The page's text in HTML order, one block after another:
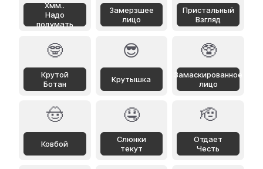
Хмм..
Надо
подумать
Замерзшее
лицо
Пристальный
Взгляд
🤓
Крутой
Ботан
😎
Крутышка
🥸
Замаскированное
лицо
🤠
Ковбой
🤤
Слюнки
текут
🫡
Отдает
Честь